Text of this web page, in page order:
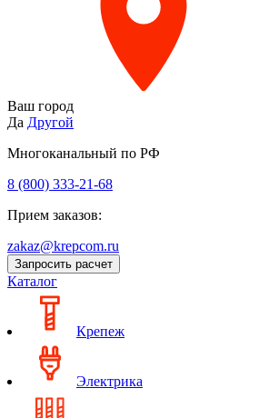
Ваш город
Да Другой
Многоканальный по РФ
8 (800) 333‑21-68
Прием заказов:
zakaz@krepcom.ru
Запросить расчет
Каталог
Крепеж
Электрика